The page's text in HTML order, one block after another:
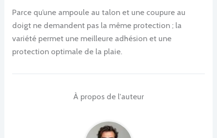
Parce qu’une ampoule au talon et une coupure au
doigt ne demandent pas la même protection ; la
variété permet une meilleure adhésion et une
protection optimale de la plaie.
À propos de l'auteur